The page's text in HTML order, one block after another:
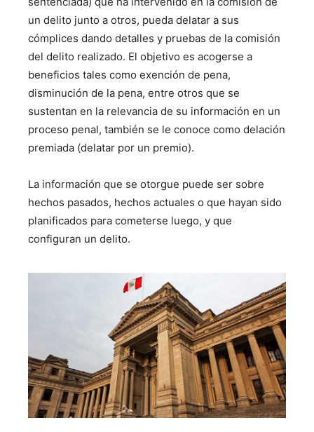
un delito junto a otros, pueda delatar a sus
cómplices dando detalles y pruebas de la comisión
del delito realizado. El objetivo es acogerse a
beneficios tales como exención de pena,
disminución de la pena, entre otros que se
sustentan en la relevancia de su información en un
proceso penal, también se le conoce como delación
premiada (delatar por un premio).
La información que se otorgue puede ser sobre
hechos pasados, hechos actuales o que hayan sido
planificados para cometerse luego, y que
configuran un delito.